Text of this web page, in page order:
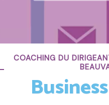
COACHING DU